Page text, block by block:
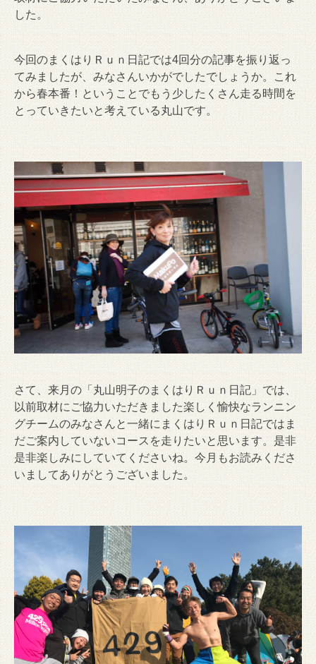
した。
今回のまくはりＲｕｎ日記では4回分の記事を振り返っ
てみましたが、みなさんいかがでしたでしょうか。これ
から春本番！ということでもう少したくさん走る時間を
とっていきたいと考えている丸山です。
さて、来月の「丸山明子のまくはりＲｕｎ日記」では、
以前取材にご協力いただきました楽しく愉快なランニン
グチームのみなさんと一緒にまくはりＲｕｎ日記ではま
だご案内していないコースを走りたいと思います。是非
是非楽しみにしていてくださいね。今月もお読みくださ
いましてありがとうございました。